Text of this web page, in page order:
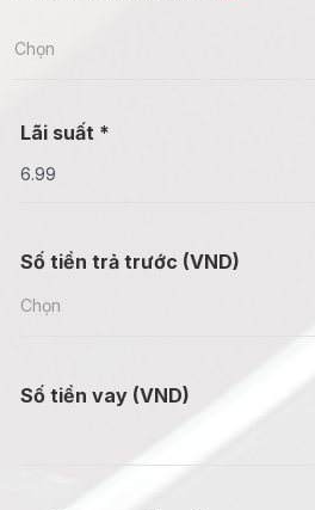
Chọn
Lãi suất *
Số tiền trả trước (VND)
Chọn
Số tiền vay (VND)